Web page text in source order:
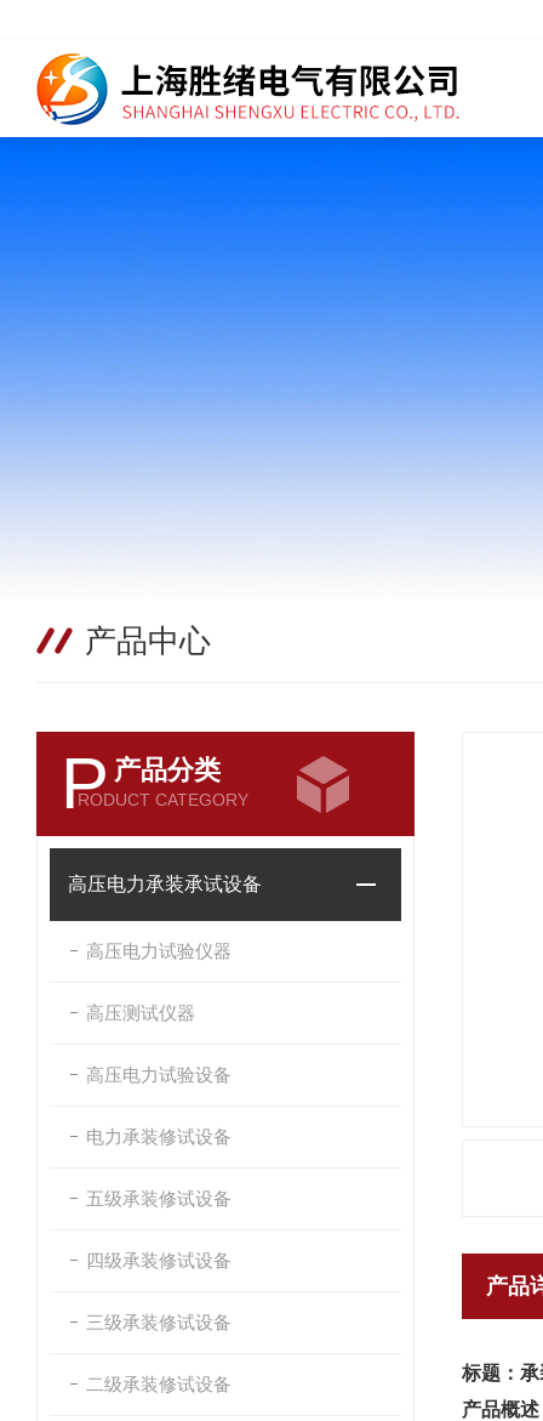
产品中心
P 产品分类
RODUCT CATEGORY
高压电力承装承试设备
高压电力试验仪器
高压测试仪器
高压电力试验设备
电力承装修试设备
五级承装修试设备
四级承装修试设备
三级承装修试设备
二级承装修试设备
产品
标题：
产品概述